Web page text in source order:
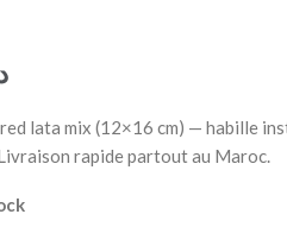
lata mix (12×16 cm) — habille
rapide partout au Maroc.